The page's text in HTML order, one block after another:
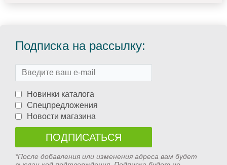
Подписка на рассылку:
Новинки каталога
Спецпредложения
Новости магазина
*После добавления или изменения адреса вам будет